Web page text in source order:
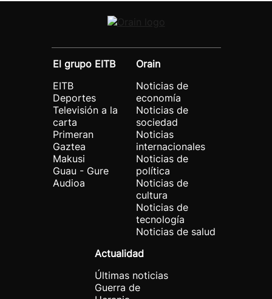
El grupo EITB
EITB
Deportes
Televisión a la
carta
Primeran
Gaztea
Makusi
Guau - Gure
Audioa
Orain
Noticias de
economía
Noticias de
sociedad
Noticias
internacionales
Noticias de
política
Noticias de
cultura
Noticias de
tecnología
Noticias de salud
Actualidad
Últimas noticias
Guerra de